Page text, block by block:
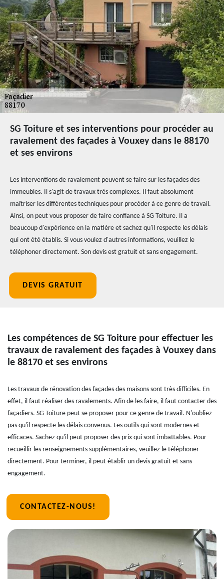
SG Toiture et ses interventions pour procéder au
ravalement des façades à Vouxey dans le 88170
et ses environs
Les interventions de ravalement peuvent se faire sur les façades des
immeubles. Il s'agit de travaux très complexes. Il faut absolument
maîtriser les différentes techniques pour procéder à ce genre de travail.
Ainsi, on peut vous proposer de faire confiance à SG Toiture. Il a
beaucoup d'expérience en la matière et sachez qu'il respecte les délais
qui ont été établis. Si vous voulez d'autres informations, veuillez le
téléphoner directement. Son devis est gratuit et sans engagement.
DEVIS GRATUIT
Les compétences de SG Toiture pour effectuer les
travaux de ravalement des façades à Vouxey dans
le 88170 et ses environs
Les travaux de rénovation des façades des maisons sont très difficiles. En
effet, il faut réaliser des ravalements. Afin de les faire, il faut contacter des
façadiers. SG Toiture peut se proposer pour ce genre de travail. N'oubliez
pas qu'il respecte les délais convenus. Les outils qui sont modernes et
efficaces. Sachez qu'il peut proposer des prix qui sont imbattables. Pour
recueillir les renseignements supplémentaires, veuillez le téléphoner
directement. Pour terminer, il peut établir un devis gratuit et sans
engagement.
CONTACTEZ-NOUS!